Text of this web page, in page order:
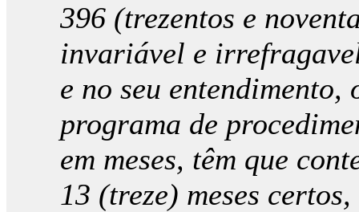
396 (trezentos e
invariável e
e no seu entendimento,
programa de
em meses, têm que
13 (treze) meses